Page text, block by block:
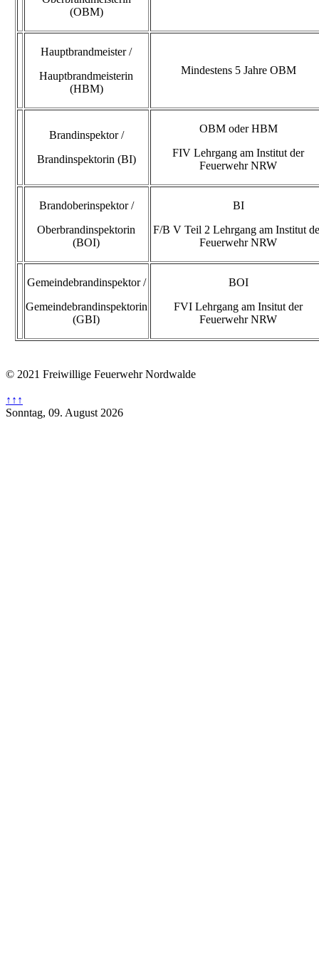
(OBM)
Hauptbrandmeister /
Hauptbrandmeisterin
(HBM)
Mindestens 5 Jahre OBM
Brandinspektor /
Brandinspektorin (BI)
OBM oder HBM
FIV Lehrgang am Institut der
Feuerwehr NRW
Brandoberinspektor /
Oberbrandinspektorin
(BOI)
BI
F/B V Teil 2 Lehrgang am Institut
Feuerwehr NRW
Gemeindebrandinspektor /
Gemeindebrandinspektorin
(GBI)
BOI
FVI Lehrgang am Insitut der
Feuerwehr NRW
© 2021 Freiwillige Feuerwehr Nordwalde
↑↑↑
Sonntag, 09. August 2026